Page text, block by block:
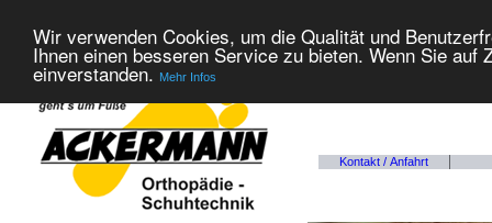
Wir verwenden Cookies, um die Qualität und
Ihnen einen besseren Service zu bieten. Wenn Sie
einverstanden. Mehr Infos
Kontakt / Anfahrt